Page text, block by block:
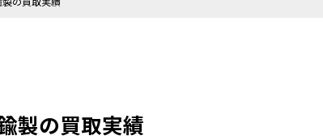
製の買取実績